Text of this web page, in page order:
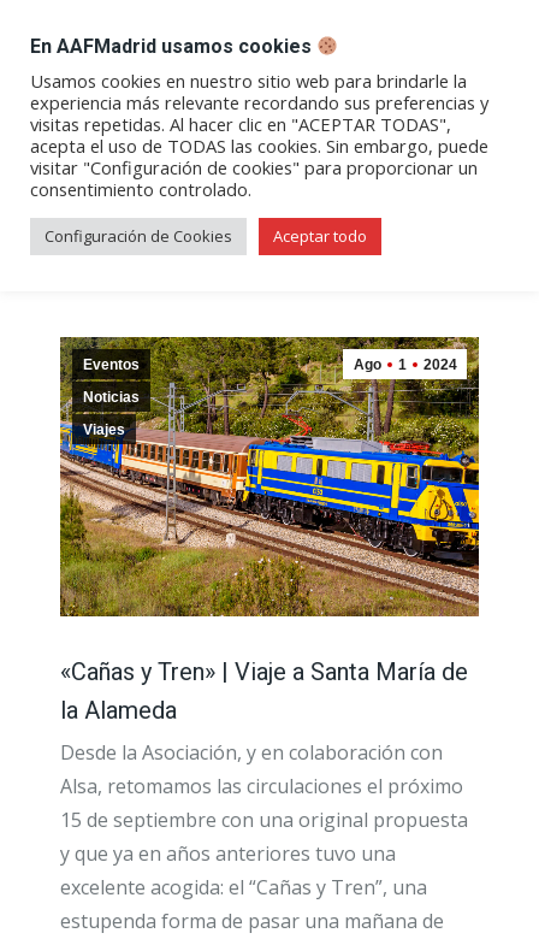
Abrir
enlace
en
una
ventana/pestaña
Abrir
enlace
en
una
ventana/pestaña
Abrir
enlace
en
una
ventana/pestaña
Abrir
enlace
en
una
Abrir
enlace
en
una
Archivos de etiqueta:Cañas y
Tren
Ago 1 2024
Eventos
Noticias
Viajes
«Cañas y Tren» | Viaje a Santa María de
la Alameda
Desde la Asociación, y en colaboración con
Alsa, retomamos las circulaciones el próximo
15 de septiembre con una original propuesta
y que ya en años anteriores tuvo una
excelente acogida: el “Cañas y Tren”, una
estupenda forma de pasar una mañana de
En AAFMadrid usamos cookies
Usamos cookies en nuestro sitio web para brindarle la
experiencia más relevante recordando sus preferencias y
visitas repetidas. Al hacer clic en "ACEPTAR TODAS",
acepta el uso de TODAS las cookies. Sin embargo, puede
visitar "Configuración de cookies" para proporcionar un
consentimiento controlado.
Configuración de Cookies Aceptar todo